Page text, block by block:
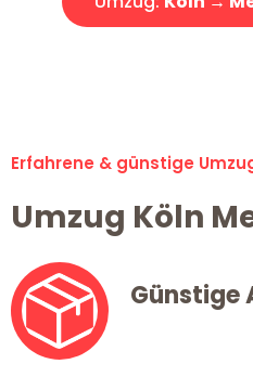
Erfahrene & günstige
Umzug Köln
Günstige